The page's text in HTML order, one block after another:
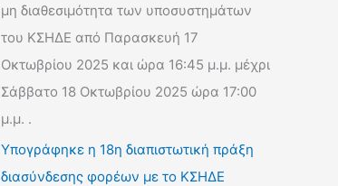
μη διαθεσιμότητα των υποσυστημάτων
του ΚΣΗΔΕ από Παρασκευή 17
Οκτωβρίου 2025 και ώρα 16:45 μ.μ. μέχρι
Σάββατο 18 Οκτωβρίου 2025 ώρα 17:00
μ.μ. .
Υπογράφηκε η 18η διαπιστωτική πράξη
διασύνδεσης φορέων με το ΚΣΗΔΕ